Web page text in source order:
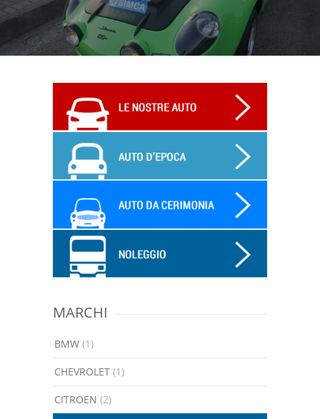
MARCHI
BMW (1)
CHEVROLET (1)
CITROEN (2)